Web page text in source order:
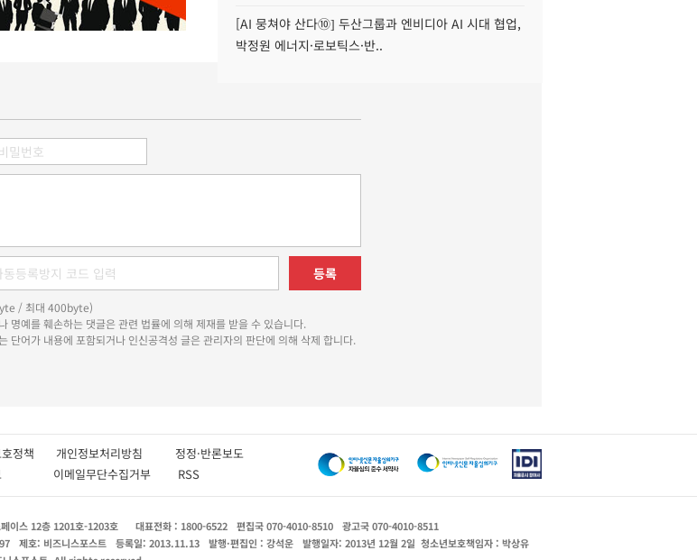
[AI 뭉쳐야 산다⑩] 두산그룹과 엔비디아 AI 시대 협업,
박정원 에너지·로보틱스·반..
등록
/ 최대 400byte)
명예를 훼손하는 댓글은 관련 법률에 의해 제재를 받을 수 있습니다.
단어가 내용에 포함되거나 인신공격성 글은 관리자의 판단에 의해 삭제 합니다.
호정책 개인정보처리방침 정정·반론보도
보 이메일무단수집거부 RSS
이스 12층 1201호-1203호 대표전화 : 1800-6522 편집국 070-4010-8510
광고국 070-4010-8511
제호: 비즈니스포스트 등록일: 2013.11.13 발행·편집인 : 강석운 발행일자: 2013년 12월 2일 청소년보호책임자 : 박상유